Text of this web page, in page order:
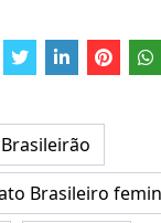
Brasileirão
Brasileiro